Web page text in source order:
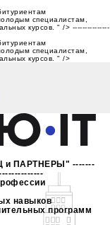
специалистам,
курсов. " /> ---------------
специалистам,
курсов. " />
и ПАРТНЕРЫ" -------
навыков
программ